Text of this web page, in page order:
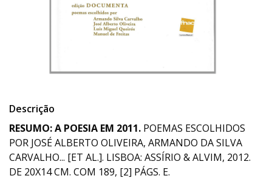
Descrição
RESUMO: A POESIA EM 2011. POEMAS ESCOLHIDOS
POR JOSÉ ALBERTO OLIVEIRA, ARMANDO DA SILVA
CARVALHO... [ET AL.]. LISBOA: ASSÍRIO & ALVIM, 2012.
DE 20X14 CM. COM 189, [2] PÁGS. E.